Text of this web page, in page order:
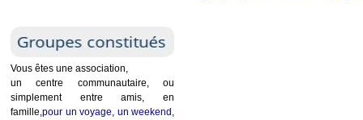
Vous êtes une association,
un centre communautaire, ou
simplement entre amis, en
famille,pour un voyage, un weekend,